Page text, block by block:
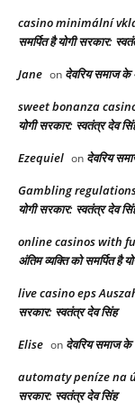
casino minimální
समर्पित है योगी सरकार:
Jane on देवरिय समाज के
sweet bonanza
योगी सरकार: स्वतंत्र देव
Ezequiel on देवरिय
Gambling
योगी सरकार: स्वतंत्र देव
online casinos with
अंतिम व्यक्ति को समर्पित है
live casino eps
सरकार: स्वतंत्र देव सिंह
Elise on देवरिय समाज के
automaty peníze na
सरकार: स्वतंत्र देव सिंह